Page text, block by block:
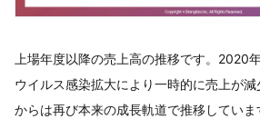
上場年度以降の売上高の推移です。2020
ウイルス感染拡大により一時的に売上が
からは再び本来の成長軌道で推移してい